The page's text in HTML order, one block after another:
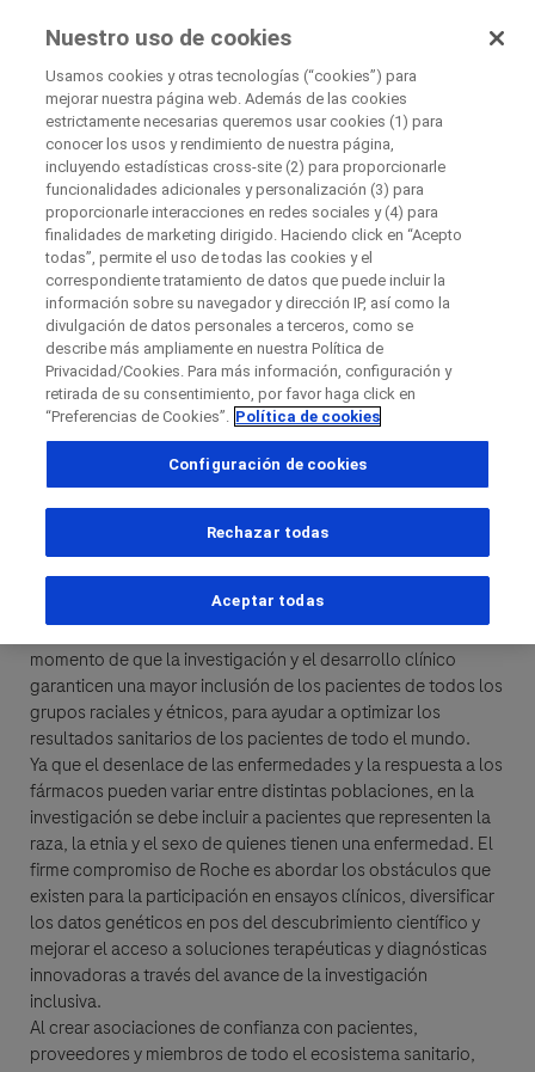
UnaOpciónParaTi
by Roche
About Clinical Trials
Advancing Inclusive Research®
Advancing Inclusive Research®
En Roche, creemos que mejorar los resultados sanitarios de
todos los pacientes es una parte fundamental de nuestra
misión, y estamos comprometidos a ser líderes del sector en
ofrecer resultados sanitarios mejores a todas las personas.
Vivimos en un mundo cada vez más diverso, por lo que es el
momento de que la investigación y el desarrollo clínico
garanticen una mayor inclusión de los pacientes de todos los
grupos raciales y étnicos, para ayudar a optimizar los
resultados sanitarios de los pacientes de todo el mundo.
Ya que el desenlace de las enfermedades y la respuesta a los
fármacos pueden variar entre distintas poblaciones, en la
investigación se debe incluir a pacientes que representen la
raza, la etnia y el sexo de quienes tienen una enfermedad. El
firme compromiso de Roche es abordar los obstáculos que
existen para la participación en ensayos clínicos, diversificar
los datos genéticos en pos del descubrimiento científico y
mejorar el acceso a soluciones terapéuticas y diagnósticas
innovadoras a través del avance de la investigación
inclusiva.
Al crear asociaciones de confianza con pacientes,
proveedores y miembros de todo el ecosistema sanitario,
Cerrar
Directly contact Roche for questions
País
Colombia, selected
Nombre
Apellido
Correo electrónico
Cerrar
Contact the hospital directly
Datos Personales
Nombre
Apellido
Correo electrónico
Detalles del Mensaje
Asunto
Mensaje
Cerrar
Directly contact the sponsor for questions
Cerrar
Request a call back
Nombre
Apellido
lblFpPhoneNumber
Correo electrónico
When can we call you during (Free service) - Pacific Standard
When can we call you during (Free service) - Pacific Standard
Time?
6:00 am - 9:00 am
9:00 am - 1:00 pm
1:00 pm - 3:00 pm
Nuestro uso de cookies
Usamos cookies y otras tecnologías (“cookies”) para
mejorar nuestra página web. Además de las cookies
estrictamente necesarias queremos usar cookies (1) para
conocer los usos y rendimiento de nuestra página,
incluyendo estadísticas cross-site (2) para proporcionarle
funcionalidades adicionales y personalización (3) para
proporcionarle interacciones en redes sociales y (4) para
finalidades de marketing dirigido. Haciendo click en “Acepto
todas”, permite el uso de todas las cookies y el
correspondiente tratamiento de datos que puede incluir la
información sobre su navegador y dirección IP, así como la
divulgación de datos personales a terceros, como se
describe más ampliamente en nuestra Política de
Privacidad/Cookies. Para más información, configuración y
retirada de su consentimiento, por favor haga click en
“Preferencias de Cookies”. Política de cookies
Configuración de cookies
Rechazar todas
Aceptar todas